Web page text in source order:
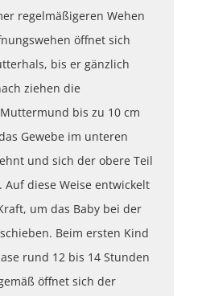
regelmäßigeren Wehen
öffnet sich
bis er gänzlich
ziehen die
bis zu 10 cm
Gewebe im unteren
und sich der obere Teil
diese Weise entwickelt
um das Baby bei der
Beim ersten Kind
rund 12 bis 14 Stunden
öffnet sich der